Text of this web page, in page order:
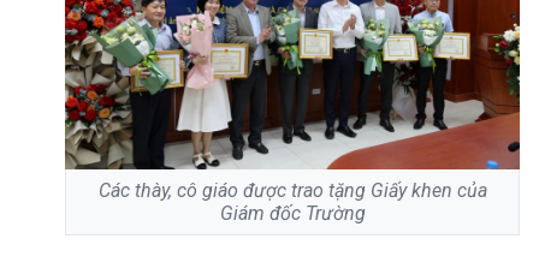
Các thày, cô giáo được trao tặng Giấy khen của
Giám đốc Trường